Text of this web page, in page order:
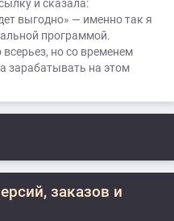
и сказала:
выгодно» — именно так я
программой.
но со временем
зарабатывать на этом
заказов и